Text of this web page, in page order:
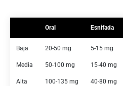
Oral Esnifada
Baja
Media
Alta
20-50 mg
50-100 mg
100-135 mg
5-15 mg
15-40 mg
40-80 mg